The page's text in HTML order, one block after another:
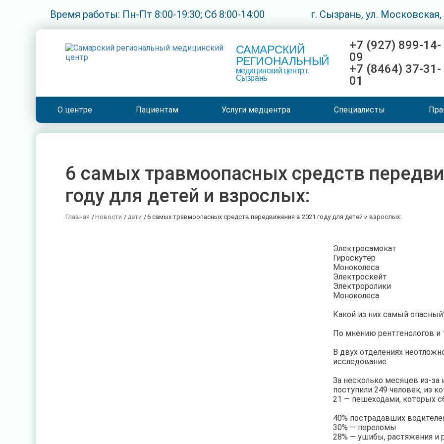
Время работы: Пн-Пт 8:00-19:30; Сб 8:00-14:00 г. Сызрань, ул. Московская,
САМАРСКИЙ
РЕГИОНАЛЬНЫЙ
медицинский центр г.
Сызрань
+7 (927) 899-14-
09
+7 (8464) 37-31-
01
О центре Пациентам Услуги медцентра Специалисты
6 самых травмоопасных средств
году для детей и взрослых:
Главная /Новости / дети /6 самых травмоопасных средств передвижения в 2021 году для детей и взрослых:
Электросамокат
Гироскутер
Моноколеса
Электроскейт
Электроролики
Моноколеса
Какой из них самый
По мнению рентгенологов и
В двух отделениях
исследование.
За несколько месяцев из-
поступили 249 человек, из
21 — пешеходами, которых
40% пострадавших
30% — переломы
28% — ушибы, растяжения и